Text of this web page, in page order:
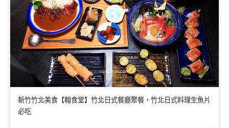
新竹竹北美食【翰食堂】竹北日式餐廳聚餐，竹北日式料理生魚片
必吃